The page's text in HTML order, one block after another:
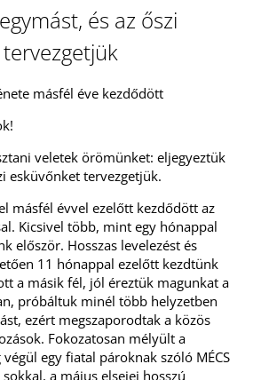
REGISZTRÁLOK
és az őszi
másfél éve kezdődött
veletek örömünket: eljegyeztük
esküvőnket tervezgetjük.
másfél évvel ezelőtt kezdődött az
Kicsivel több, mint egy hónappal
először. Hosszas levelezést és
11 hónappal ezelőtt kezdtünk
a másik fél, jól éreztük magunkat a
próbáltuk minél több helyzetben
ezért megszaporodtak a közös
Fokozatosan mélyült a
egy fiatal pároknak szóló MÉCS
a május elsejei hosszú